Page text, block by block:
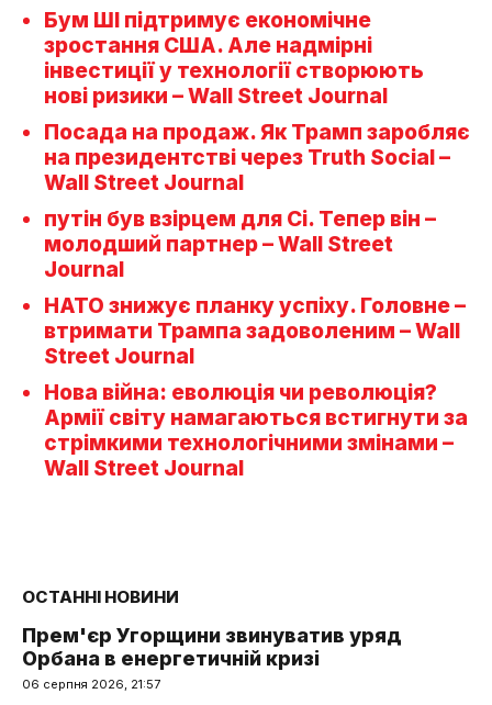
Бум ШІ підтримує економічне
зростання США. Але надмірні
інвестиції у технології створюють
нові ризики – Wall Street Journal
Посада на продаж. Як Трамп заробляє
на президентстві через Truth Social –
Wall Street Journal
путін був взірцем для Сі. Тепер він –
молодший партнер – Wall Street
Journal
НАТО знижує планку успіху. Головне –
втримати Трампа задоволеним – Wall
Street Journal
Нова війна: еволюція чи революція?
Армії світу намагаються встигнути за
стрімкими технологічними змінами –
Wall Street Journal
ОСТАННІ НОВИНИ
Прем'єр Угорщини звинуватив уряд
Орбана в енергетичній кризі
06 серпня 2026, 21:57